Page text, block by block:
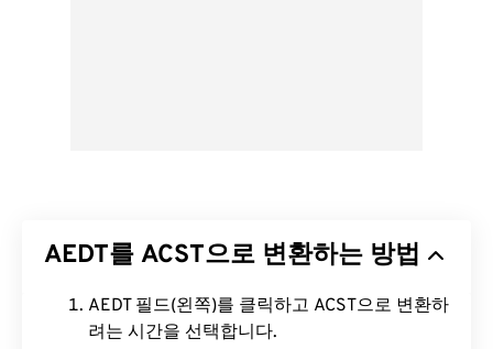
AEDT를 ACST으로 변환하는 방법
AEDT 필드(왼쪽)를 클릭하고 ACST으로 변환하
려는 시간을 선택합니다.